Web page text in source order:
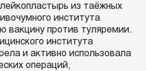
из таёжных
института
вакцину против туляремии.
института
и активно использовала
операций,